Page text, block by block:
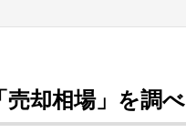
却相場」を調